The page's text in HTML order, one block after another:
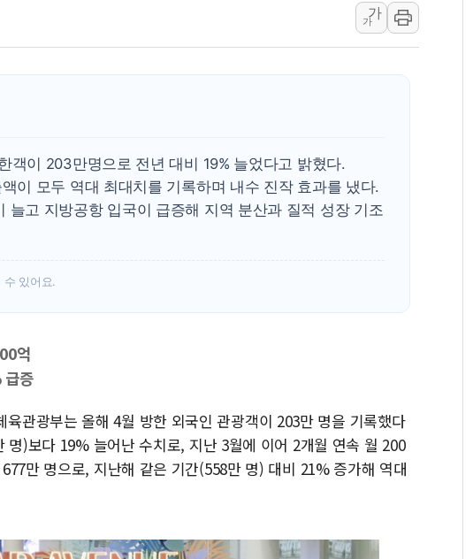
폐기물 수거하다 참변…60대 환경
서울 중랑구 주택가서 흉기 난동
李대통령 "결혼 때문에 손해 보는
여수 오동도 인근 해상서 모터보트
인천서 말다툼 중 어머니 흉기 살해
'화합' 꺼낸 김민석에 '뻔뻔' 받아친
李대통령, ISA 개편 재검토 지시…
가
가
객이 203만명으로 전년 대비 19% 늘었다고 밝혔다.
이 모두 역대 최대치를 기록하며 내수 진작 효과를 냈다.
늘고 지방공항 입국이 급증해 지역 분산과 질적 성장 기조
수 있어요.
억
증
관광부는 올해 4월 방한 외국인 관광객이 203만 명을 기록했다
)보다 19% 늘어난 수치로, 지난 3월에 이어 2개월 연속 월 200
만 명으로, 지난해 같은 기간(558만 명) 대비 21% 증가해 역대